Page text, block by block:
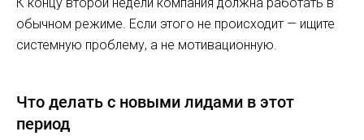
обычном режиме. Если этого не происходит — ищите
системную проблему, а не мотивационную.
Что делать с новыми лидами в этот
период